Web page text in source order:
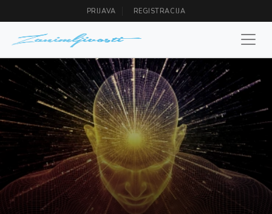
PRIJAVA REGISTRACIJA